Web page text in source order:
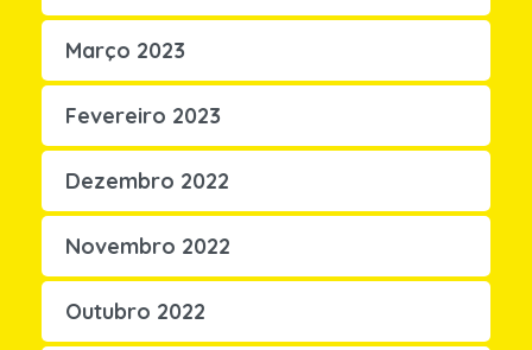
Março 2023
Fevereiro 2023
Dezembro 2022
Novembro 2022
Outubro 2022